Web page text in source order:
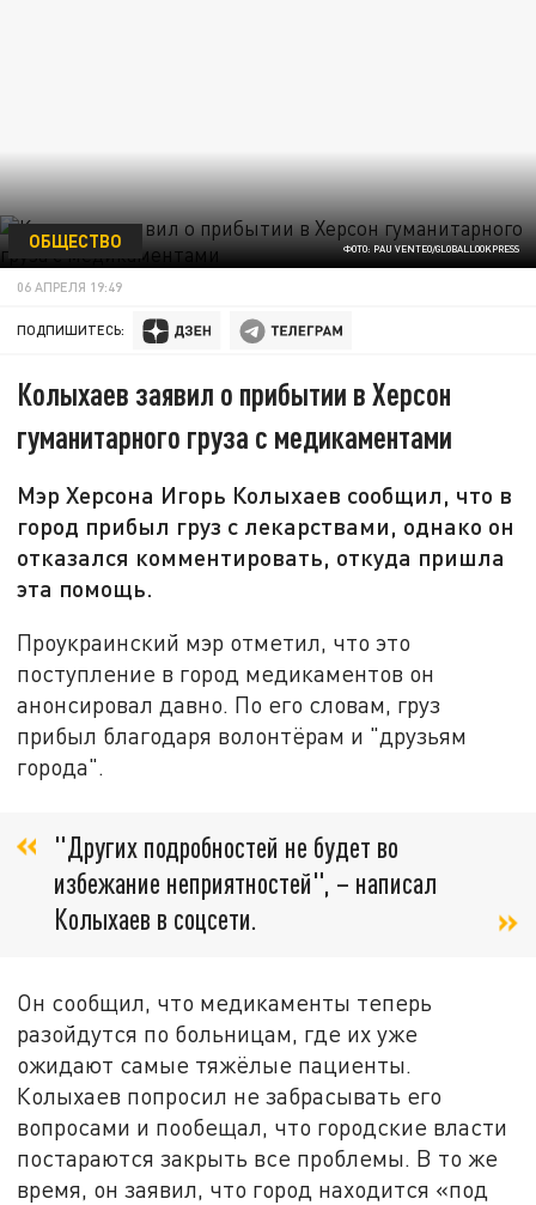
ФОТО: PAU VENTEO/GLOBALLOOKPRESS
ОБЩЕСТВО
06 АПРЕЛЯ 19:49
ПОДПИШИТЕСЬ:
Колыхаев заявил о прибытии в Херсон
гуманитарного груза с медикаментами
Мэр Херсона Игорь Колыхаев сообщил, что в
город прибыл груз с лекарствами, однако он
отказался комментировать, откуда пришла
эта помощь.
Проукраинский мэр отметил, что это
поступление в город медикаментов он
анонсировал давно. По его словам, груз
прибыл благодаря волонтёрам и "друзьям
города".
"Других подробностей не будет во
избежание неприятностей", – написал
Колыхаев в соцсети.
Он сообщил, что медикаменты теперь
разойдутся по больницам, где их уже
ожидают самые тяжёлые пациенты.
Колыхаев попросил не забрасывать его
вопросами и пообещал, что городские власти
постараются закрыть все проблемы. В то же
время, он заявил, что город находится «под